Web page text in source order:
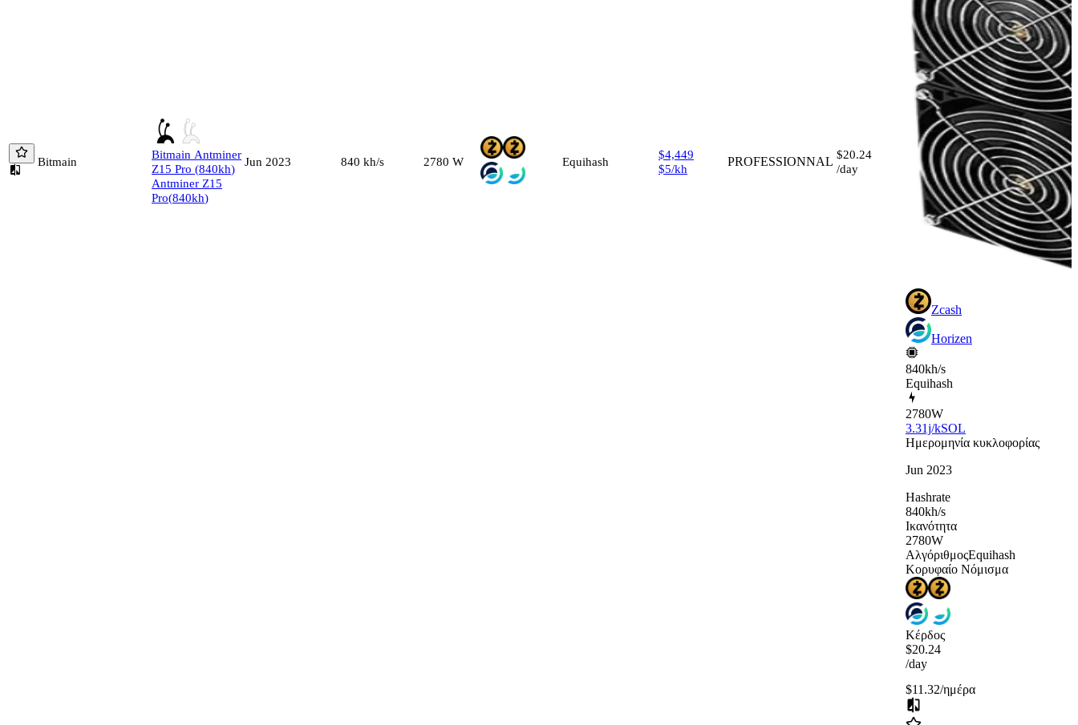
Bitmain
Bitmain Antminer
Z15 Pro (840kh)
Antminer Z15
Pro(840kh)
Jun 2023 840 kh/s 2780 W Equihash
$4,449
$5/kh
PROFESSIONNAL
$20.24
/day
Zcash
Horizen
840kh/s
Equihash
2780W
3.31j/kSOL
Ημερομηνία κυκλοφορίας
Jun 2023
Hashrate
840kh/s
Ικανότητα
2780W
ΑλγόριθμοςEquihash
Κορυφαίο Νόμισμα
Κέρδος
$20.24
/day
$11.32/ημέρα